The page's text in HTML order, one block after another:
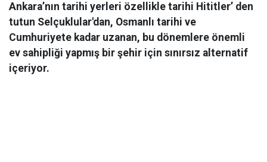
Ankara’nın tarihi yerleri özellikle tarihi Hititler’ den
tutun Selçuklular'dan, Osmanlı tarihi ve
Cumhuriyete kadar uzanan, bu dönemlere önemli
ev sahipliği yapmış bir şehir için sınırsız alternatif
içeriyor.